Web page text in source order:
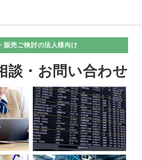
販売ご検討の法人様向け
談・お問い合わせ